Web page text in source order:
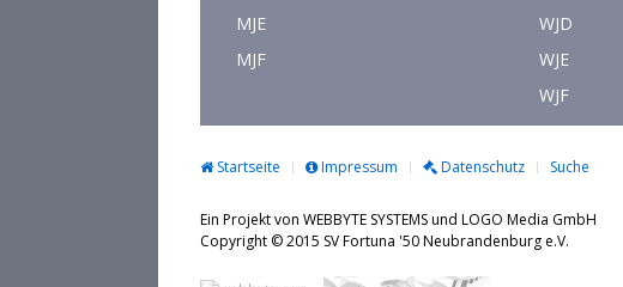
MJE
MJF
WJD
WJE
WJF
Startseite Impressum Datenschutz Suche
Ein Projekt von WEBBYTE SYSTEMS und LOGO Media GmbH
Copyright © 2015 SV Fortuna '50 Neubrandenburg e.V.